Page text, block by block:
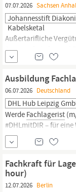
07.07.2026 Sachsen
Johannesstift
Kabelsketal
Außertarifliche
Anwesenheitsbonus |
Lagerleiter in Halle
Vollzeitjob in
Ausbildung
06.07.2026 Deutschland
DHL Hub Leipzig
Werde Fachlagerist
#DHLmitDIR – für
größten
Leipzig/Halle! Jede
Sendungen,
Fachkraft für
hour)
12.07.2026 Berlin